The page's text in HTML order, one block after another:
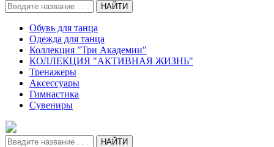
НАЙТИ
Обувь для танца
Одежда для танца
Коллекция "Три Академии"
КОЛЛЕКЦИЯ "АКТИВНАЯ ЖИЗНЬ"
Тренажеры
Аксессуары
Гимнастика
Сувениры
НАЙТИ